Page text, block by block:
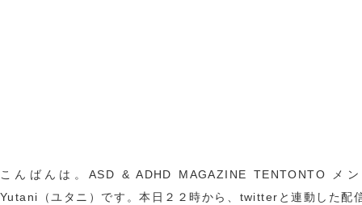
こんばんは。ASD & ADHD MAGAZINE TENTONTO メ
Yutani（ユタニ）です。本日２２時から、twitterと連動した配